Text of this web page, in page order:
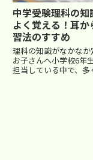
中学受験理科の知
よく覚える！耳
習法のすすめ
理科の知識がなかなか
お子さんへ小学校6年
担当している中で、多